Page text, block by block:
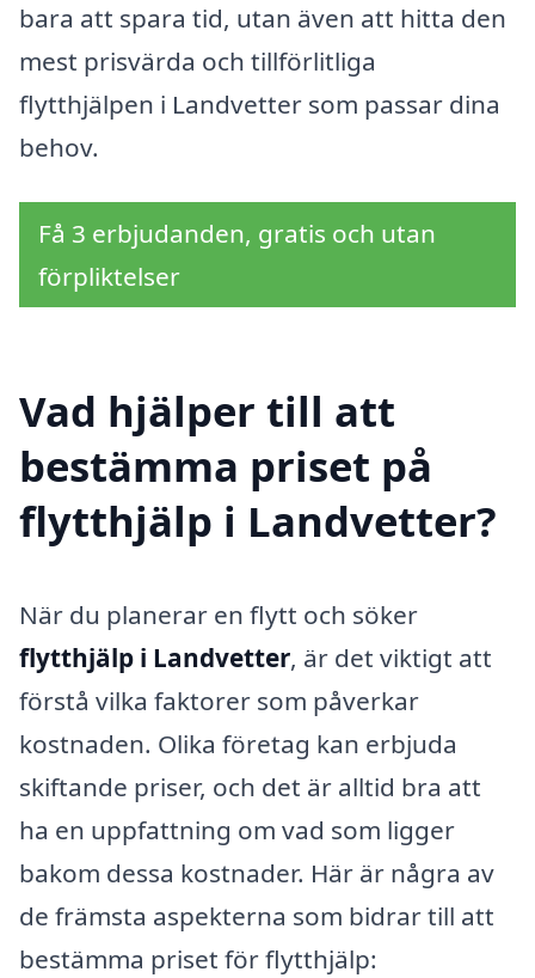
bara att spara tid, utan även att hitta den
mest prisvärda och tillförlitliga
flytthjälpen i Landvetter som passar dina
behov.
Få 3 erbjudanden, gratis och utan
förpliktelser
Vad hjälper till att
bestämma priset på
flytthjälp i Landvetter?
När du planerar en flytt och söker
flytthjälp i Landvetter, är det viktigt att
förstå vilka faktorer som påverkar
kostnaden. Olika företag kan erbjuda
skiftande priser, och det är alltid bra att
ha en uppfattning om vad som ligger
bakom dessa kostnader. Här är några av
de främsta aspekterna som bidrar till att
bestämma priset för flytthjälp: